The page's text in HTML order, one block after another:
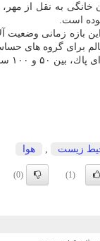
است.
زیست هوا
(1)
(0)